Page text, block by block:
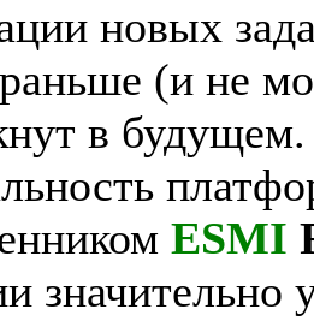
новых
(и не
в будущем.
ESMI
значительно